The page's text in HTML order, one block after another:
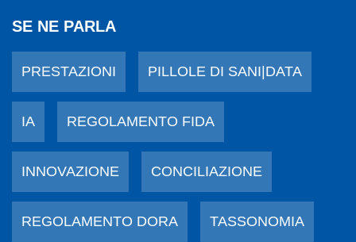
SE NE PARLA
PRESTAZIONI PILLOLE DI SANI|DATA
IA REGOLAMENTO FIDA
INNOVAZIONE CONCILIAZIONE
REGOLAMENTO DORA TASSONOMIA